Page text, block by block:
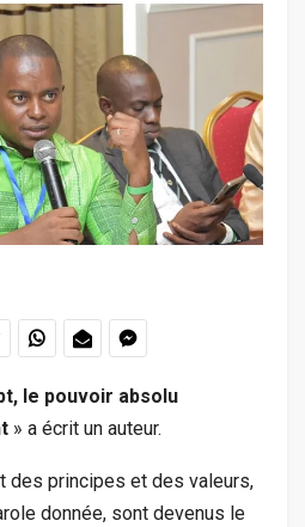
le pouvoir absolu
» a écrit un auteur.
des principes et des valeurs,
donnée, sont devenus le